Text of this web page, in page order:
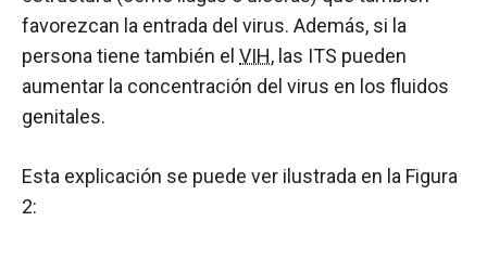
favorezcan la entrada del virus. Además, si la
persona tiene también el VIH, las ITS pueden
aumentar la concentración del virus en los fluidos
genitales.
Esta explicación se puede ver ilustrada en la Figura
2: